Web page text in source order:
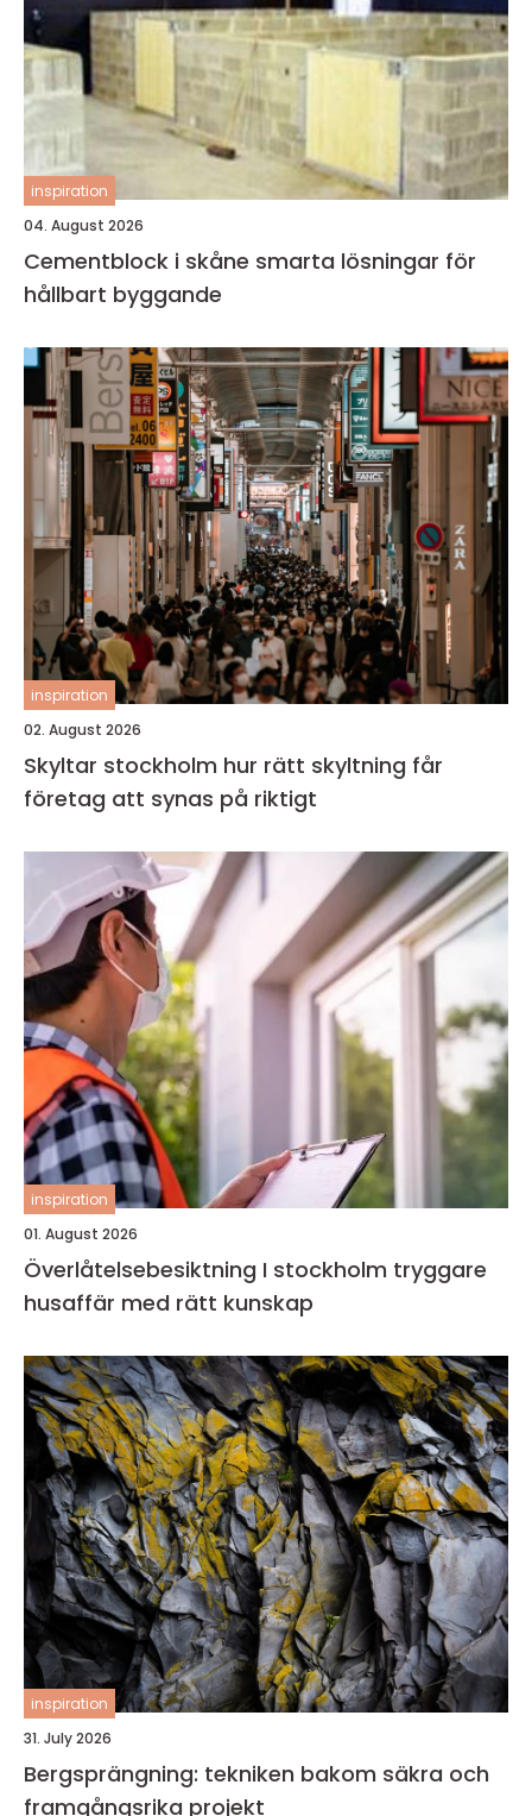
inspiration
04. August 2026
Cementblock i skåne smarta lösningar för
hållbart byggande
inspiration
02. August 2026
Skyltar stockholm hur rätt skyltning får
företag att synas på riktigt
inspiration
01. August 2026
Överlåtelsebesiktning I stockholm tryggare
husaffär med rätt kunskap
inspiration
31. July 2026
Bergsprängning: tekniken bakom säkra och
framgångsrika projekt